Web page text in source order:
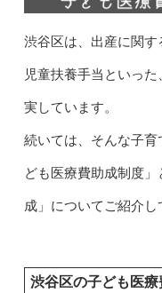
渋谷区は、出産に関
児童扶養手当といっ
実しています。
続いては、そんな子
ども医療費助成制度
成」についてご紹介し
渋谷区の子ども医